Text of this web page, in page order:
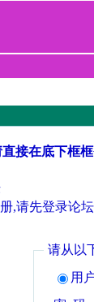
接在底下框
,请先登录论
请从以
用